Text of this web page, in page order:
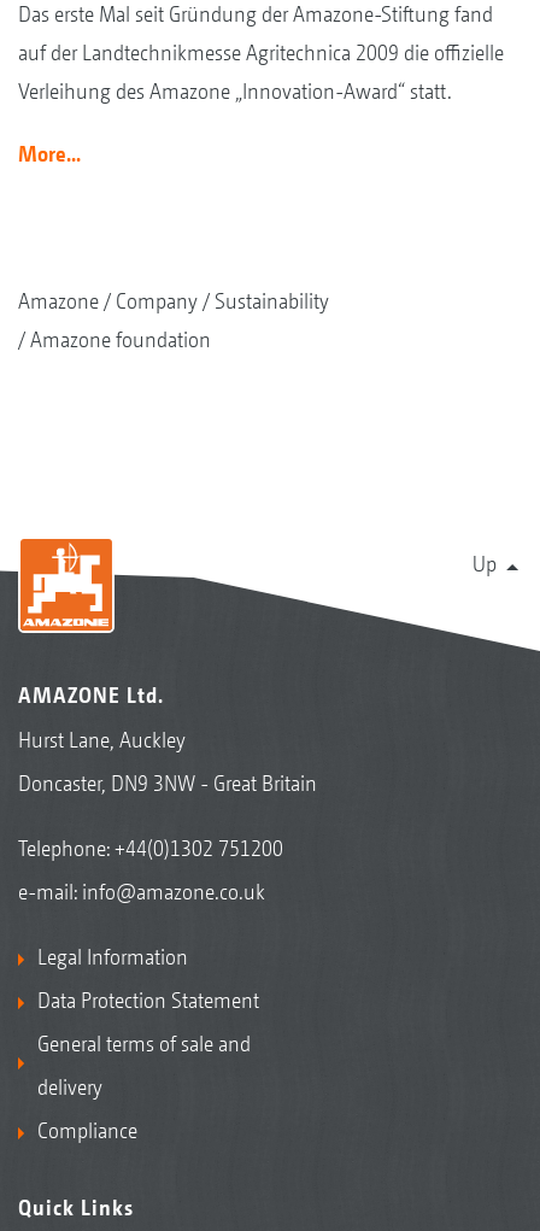
Das erste Mal seit Gründung der Amazone-Stiftung fand
auf der Landtechnikmesse Agritechnica 2009 die offizielle
Verleihung des Amazone „Innovation-Award“ statt.
More...
Amazone Company
Sustainability
Amazone foundation
Up
AMAZONE Ltd.
Hurst Lane, Auckley
Doncaster, DN9 3NW - Great Britain
Telephone:+44(0)1302 751200
e-mail: info@amazone.co.uk
Legal Information
Data Protection Statement
General terms of sale and
delivery
Compliance
Quick Links